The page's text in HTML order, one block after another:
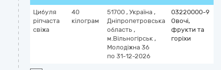
Цибуля
ріпчаста
свіжа
40
кілограм
51700 , Україна ,
Дніпропетровська
область ,
м.Вільногірськ ,
Молодіжна 36
по 31-12-2026
03220000-9
Овочі,
фрукти та
горіхи